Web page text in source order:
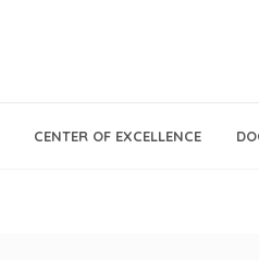
Call Center
CENTER OF EXCELLENCE